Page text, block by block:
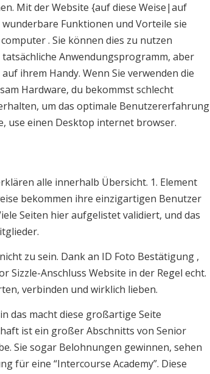
Mit der Website {auf diese Weise|auf
Funktionen und Vorteile sie
computer . Sie können dies zu nutzen
Anwendungsprogramm, aber
ihrem Handy. Wenn Sie verwenden die
Hardware, du bekommst schlecht
um das optimale Benutzererfahrung
use einen Desktop internet browser.
alle innerhalb Übersicht. 1. Element
bekommen ihre einzigartigen Benutzer
Seiten hier aufgelistet validiert, und das
zu sein. Dank an ID Foto Bestätigung ,
Sizzle-Anschluss Website in der Regel echt.
verbinden und wirklich lieben.
das macht diese großartige Seite
ist ein großer Abschnitts von Senior
Sie sogar Belohnungen gewinnen, sehen
für eine “Intercourse Academy”. Diese